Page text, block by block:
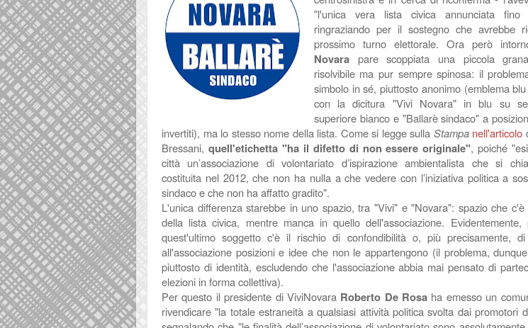
"l'unica vera lista civica annunciata
ringraziando per il sostegno che avrebbe
prossimo turno elettorale. Ora però
Novara pare scoppiata una piccola
risolvibile ma pur sempre spinosa: il
simbolo in sé, piuttosto anonimo (emblema
con la dicitura "Vivi Novara" in blu su
superiore bianco e "Ballarè sindaco" a
invertiti), ma lo stesso nome della lista. Come si legge sulla Stampa nell'articolo
Bressani, quell'etichetta "ha il difetto di non essere originale", poiché
città un’associazione di volontariato d’ispirazione ambientalista che si
costituita nel 2012, che non ha nulla a che vedere con l’iniziativa politica a
sindaco e che non ha affatto gradito".
L'unica differenza starebbe in uno spazio, tra "Vivi" e "Novara": spazio che
della lista civica, mentre manca in quello dell'associazione. Evidentemente,
quest'ultimo soggettoc'è il rischio di confondibilità o, più precisamente, di
all'associazione posizioni e idee che non le appartengono (il problema,
piuttosto di identità, escludendo che l'associazione abbia mai pensato di
elezioni in forma collettiva).
Per questo il presidente di ViviNovara Roberto De Rosa ha emesso un
rivendicare "la totale estraneità a qualsiasi attività politica svolta dai promotori